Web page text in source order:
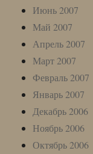
Июнь 2007
Май 2007
Апрель 2007
Март 2007
Февраль 2007
Январь 2007
Декабрь 2006
Ноябрь 2006
Октябрь 2006